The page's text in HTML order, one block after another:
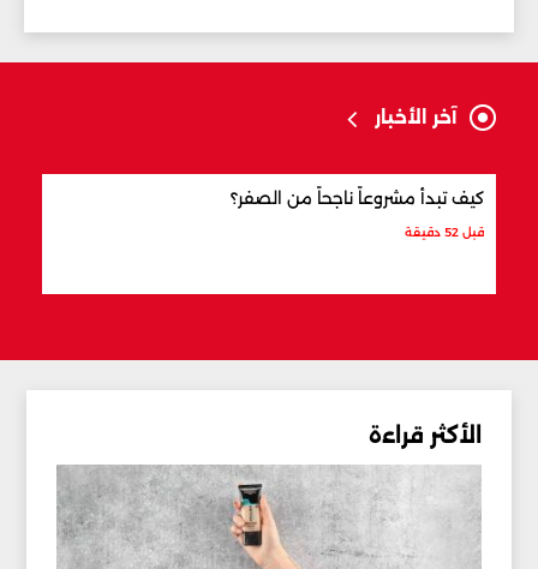
آخر الأخبار
كيف تبدأ مشروعاً ناجحاً من الصفر؟
قبل 52 دقيقة
الأكثر قراءة